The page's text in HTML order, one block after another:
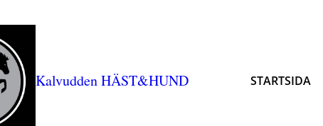
Kalvudden HÄST&HUND STARTSIDA